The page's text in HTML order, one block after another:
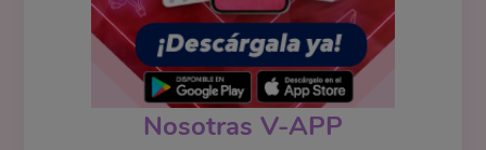
Nosotras V-APP